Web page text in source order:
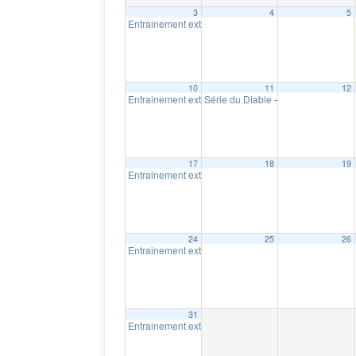
3
Entrainement extérieur à Shawinigan
4 5
10
Entrainement extérieur à Shawinigan
11
Série du Diable – Saison 19 –
12
17
Entrainement extérieur à Shawinigan
18 19
24
Entrainement extérieur à Shawinigan
25 26
31
Entrainement extérieur à Shawinigan